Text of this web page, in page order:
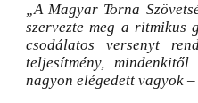
„A Magyar Torna
szervezte meg a ritmikus
csodálatos versenyt
teljesítmény,
nagyon elégedett vagyok